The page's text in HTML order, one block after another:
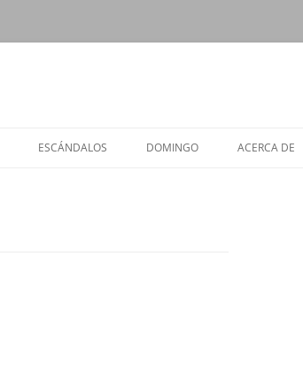
ESCÁNDALOS DOMINGO ACERCA DE